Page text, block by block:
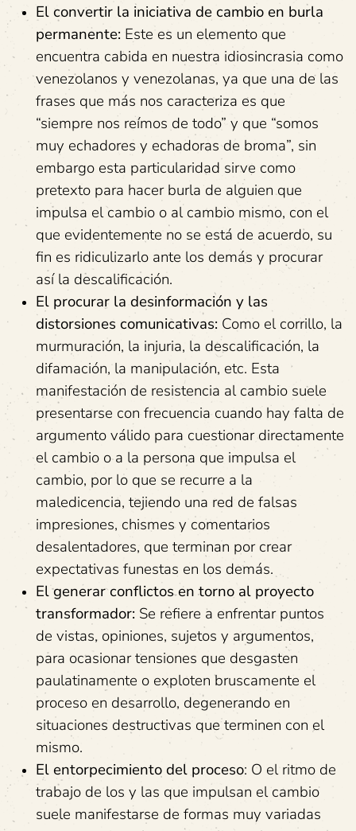
El convertir la iniciativa de cambio en burla
permanente: Este es un elemento que
encuentra cabida en nuestra idiosincrasia como
venezolanos y venezolanas, ya que una de las
frases que más nos caracteriza es que
“siempre nos reímos de todo” y que “somos
muy echadores y echadoras de broma”, sin
embargo esta particularidad sirve como
pretexto para hacer burla de alguien que
impulsa el cambio o al cambio mismo, con el
que evidentemente no se está de acuerdo, su
fin es ridiculizarlo ante los demás y procurar
así la descalificación.
El procurar la desinformación y las
distorsiones comunicativas: Como el corrillo, la
murmuración, la injuria, la descalificación, la
difamación, la manipulación, etc. Esta
manifestación de resistencia al cambio suele
presentarse con frecuencia cuando hay falta de
argumento válido para cuestionar directamente
el cambio o a la persona que impulsa el
cambio, por lo que se recurre a la
maledicencia, tejiendo una red de falsas
impresiones, chismes y comentarios
desalentadores, que terminan por crear
expectativas funestas en los demás.
El generar conflictos en torno al proyecto
transformador: Se refiere a enfrentar puntos
de vistas, opiniones, sujetos y argumentos,
para ocasionar tensiones que desgasten
paulatinamente o exploten bruscamente el
proceso en desarrollo, degenerando en
situaciones destructivas que terminen con el
mismo.
El entorpecimiento del proceso: O el ritmo de
trabajo de los y las que impulsan el cambio
suele manifestarse de formas muy variadas